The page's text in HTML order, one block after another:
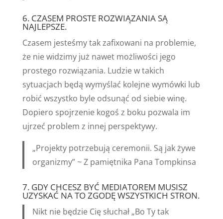
6. CZASEM PROSTE ROZWIĄZANIA SĄ
NAJLEPSZE.
Czasem jesteśmy tak zafixowani na problemie,
że nie widzimy już nawet możliwości jego
prostego rozwiązania. Ludzie w takich
sytuacjach będą wymyślać kolejne wymówki lub
robić wszystko byle odsunąć od siebie winę.
Dopiero spojrzenie kogoś z boku pozwala im
ujrzeć problem z innej perspektywy.
„Projekty potrzebują ceremonii. Są jak żywe
organizmy” ~ Z pamiętnika Pana Tompkinsa
7. GDY CHCESZ BYĆ MEDIATOREM MUSISZ
UZYSKAĆ NA TO ZGODĘ WSZYSTKICH STRON.
Nikt nie będzie Cię słuchał „Bo Ty tak